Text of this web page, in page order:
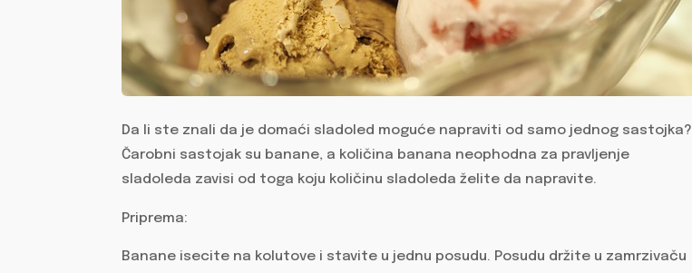
Da li ste znali da je domaći sladoled moguće napraviti od samo jednog sastojka?
Čarobni sastojak su banane, a količina banana neophodna za pravljenje
sladoleda zavisi od toga koju količinu sladoleda želite da napravite.
Priprema:
Banane isecite na kolutove i stavite u jednu posudu. Posudu držite u zamrzivaču